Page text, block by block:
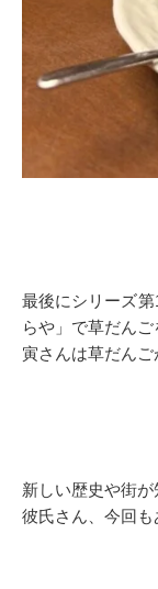
最後にシリーズ
らや」で草だんご
寅さんは草だん
新しい歴史や街
彼氏さん、今回も